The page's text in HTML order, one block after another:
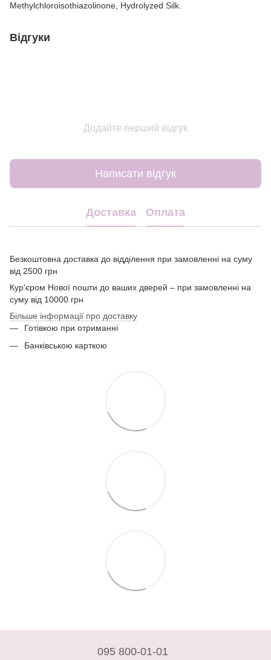
Methylchloroisothiazolinone, Hydrolyzed Silk.
Відгуки
Додайте перший відгук
Написати відгук
Доставка Оплата
Безкоштовна доставка до відділення при замовленні на суму
від 2500 грн
Кур'єром Нової пошти до ваших дверей – при замовленні на
суму від 10000 грн
Більше інформації про доставку
Готівкою при отриманні
Банківською карткою
095 800-01-01